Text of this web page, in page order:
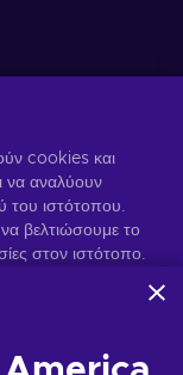
παιχνίδια
συνδρομητής
την
cookies και
να αναλύουν
του ιστότοπου.
βελτιώσουμε το
στον ιστότοπο.
συνεργάτες